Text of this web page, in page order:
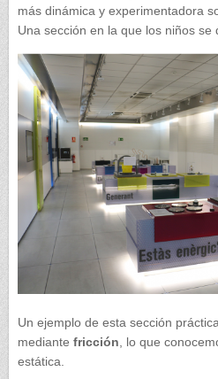
más dinámica y experimentadora
Una sección en la que los niños se
Un ejemplo de esta sección
mediante fricción, lo que
estática.